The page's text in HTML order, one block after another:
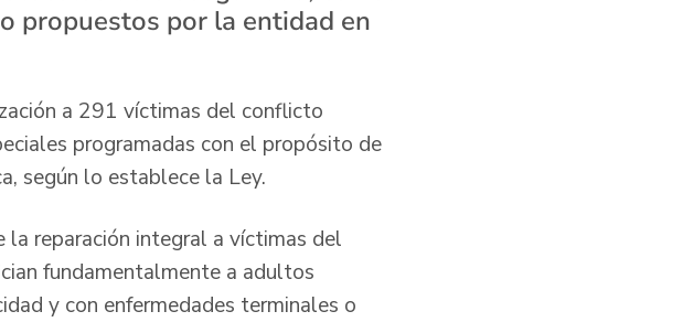
propuestos por la entidad en
a 291 víctimas del conflicto
programadas con el propósito de
según lo establece la Ley.
la reparación integral a víctimas del
fundamentalmente a adultos
y con enfermedades terminales o